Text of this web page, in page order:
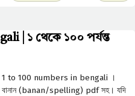
| ১ থেকে ১০০ পর্যন্ত
1 to 100 numbers in bengali ।
বানান (banan/spelling) pdf সহ। যদি